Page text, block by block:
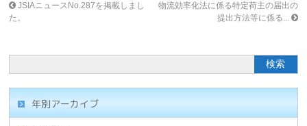
JSIAニュースNo.287を掲載しまし
た。
物流効率化法に係る特定荷主の届出の
提出方法等に係る...
年別アーカイブ